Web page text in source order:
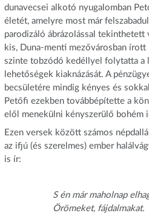
dunavecsei alkotó nyugalomban
életét, amelyre most már
parodizáló ábrázolással tekinthetett
kis, Duna-menti mezővárosban
szinte tobzódó kedéllyel folytatta a
lehetőségek kiaknázását. A
becsületére mindig kényes és
Petőfi ezekben továbbépítette a
elől menekülni kényszerülő bohém
Ezen versek között számos
az ifjú (és szerelmes) ember
is ír:
S én már maholnap
Örömeket, fájdalmakat.